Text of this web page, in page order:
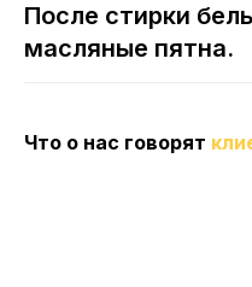
После стирки
масляные пятна.
Что о нас говорят